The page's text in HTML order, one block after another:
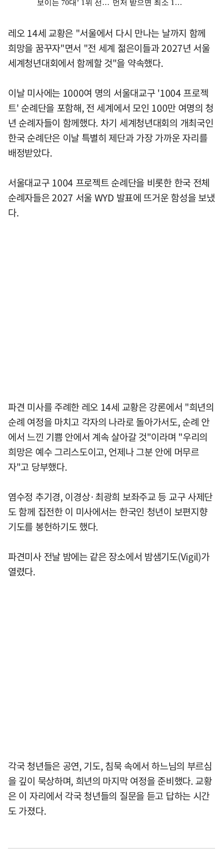
레오 14세 교황은 "서울에서 다시 만나는 날까지 함께
희망을 꿈꾸자"면서 "전 세계 젊은이들과 2027년 서울
세계청년대회에서 함께할 것"을 약속했다.
이날 미사에는 1000여 명의 서울대교구 '1004 프로젝
트' 순례단을 포함해, 전 세계에서 모인 100만 여명의 청
년 순례자들이 함께했다. 차기 세계청년대회의 개최국인
한국 순례단은 이날 특별히 제단과 가장 가까운 자리를
배정받았다.
서울대교구 1004 프로젝트 순례단을 비롯한 한국 전체
순례자들은 2027 서울 WYD 발표에 뜨거운 함성을 보냈
다.
파견 미사를 주례한 레오 14세 교황은 강론에서 "희년의
순례 여정을 마치고 각자의 나라로 돌아가서도, 순례 안
에서 느낀 기쁨 안에서 계속 살아갈 것"이라며 "우리의
희망은 예수 그리스도이고, 언제나 그분 안에 머무르
자"고 당부했다.
염수정 추기경, 이경상·최광희 보좌주교 등 교구 사제단
도 함께 집전한 이 미사에서는 한국인 청년이 보편지향
기도를 봉헌하기도 했다.
파견미사 전날 밤에는 같은 장소에서 밤샘기도(Vigil)가
열렸다.
각국 청년들은 공연, 기도, 침묵 속에서 하느님의 부르심
을 깊이 묵상하며, 희년의 마지막 여정을 준비했다. 교황
은 이 자리에서 각국 청년들의 질문을 듣고 답하는 시간
도 가졌다.